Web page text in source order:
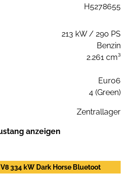
H5278655
213 kW / 290 PS
Benzin
2.261 cm³
Euro6
4 (Green)
Zentrallager
anzeigen
334 kW Dark Horse Bluetoot